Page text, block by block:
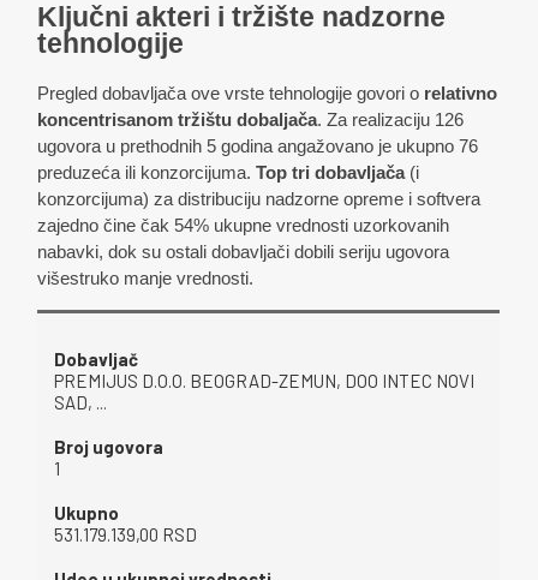
Ključni akteri i tržište nadzorne
tehnologije
Pregled dobavljača ove vrste tehnologije govori o relativno
koncentrisanom tržištu dobaljača. Za realizaciju 126
ugovora u prethodnih 5 godina angažovano je ukupno 76
preduzeća ili konzorcijuma.Top tri dobavljača(i
konzorcijuma) za distribuciju nadzorne opreme i softvera
zajedno čine čak 54% ukupne vrednosti uzorkovanih
nabavki, dok su ostali dobavljači dobili seriju ugovora
višestruko manje vrednosti.